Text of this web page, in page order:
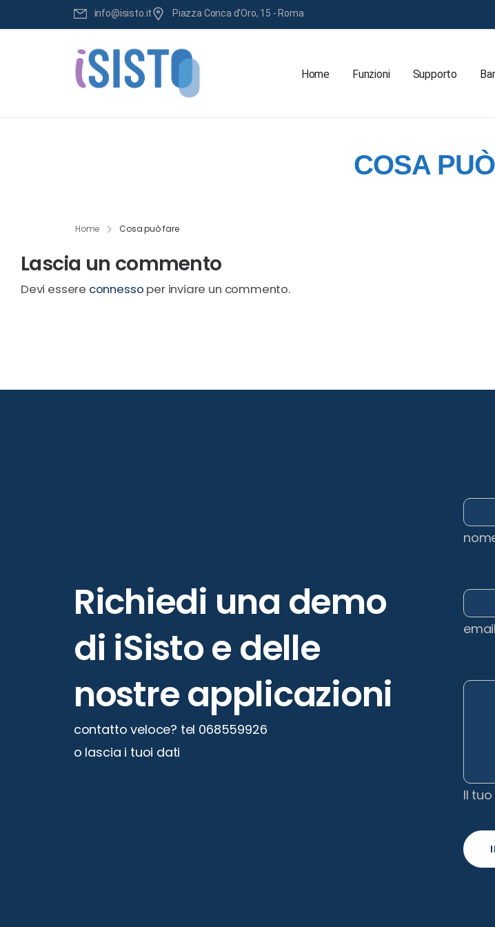
info@isisto.it Piazza Conca d'Oro, 15 - Roma
Home Funzioni Supporto
COSA
Home Cosa può fare
Lascia un commento
Devi essere connesso per inviare un commento.
Richiedi una demo
di iSistoedelle
nostreapplicazioni
contatto veloce? tel 068559926
o lascia i tuoi dati
email
Il